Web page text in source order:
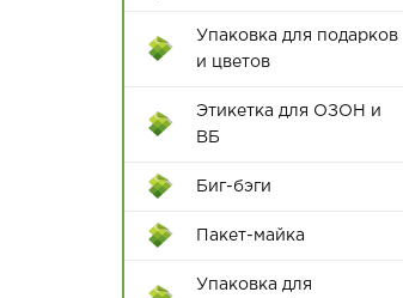
канцелярские
Пишущие
Диспенсеры для клейкой
Упаковка для подарков
и цветов
Этикетка для ОЗОН и
ВБ
Биг-бэги
Пакет-майка
Упаковка для